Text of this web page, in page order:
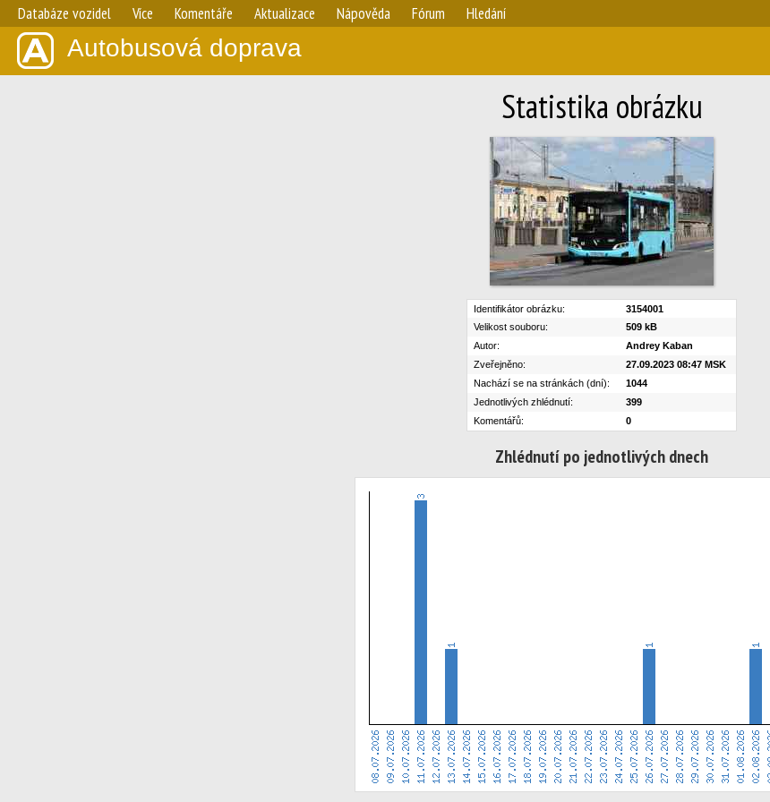
Databáze vozidel Více Komentáře Aktualizace Nápověda Fórum Hledání
Autobusová doprava
Statistika obrázku
Identifikátor obrázku:
3154001
Velikost souboru:
509 kB
Autor:
Andrey Kaban
Zveřejněno:
27.09.2023 08:47 MSK
Nachází se na stránkách (dní):
1044
Jednotlivých zhlédnutí:
399
Komentářů:
0
Zhlédnutí po jednotlivých dnech